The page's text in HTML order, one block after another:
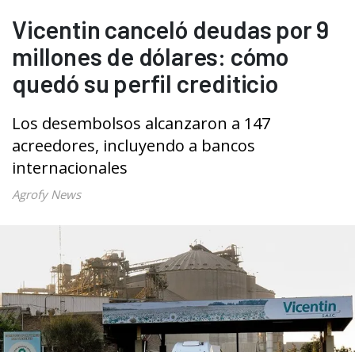
Vicentin canceló deudas por 9
millones de dólares: cómo
quedó su perfil crediticio
Los desembolsos alcanzaron a 147
acreedores, incluyendo a bancos
internacionales
Agrofy News